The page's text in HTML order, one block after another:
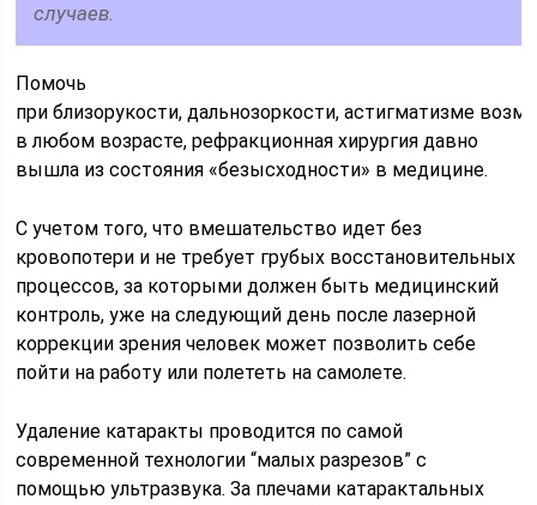
случаев.
Помочь
при близорукости, дальнозоркости, астигматизме
в любом возрасте, рефракционная хирургия давно
вышла из состояния «безысходности» в медицине.
С учетом того, что вмешательство идет без
кровопотери и не требует грубых восстановительных
процессов, за которыми должен быть медицинский
контроль, уже на следующий день после лазерной
коррекции зрения человек может позволить себе
пойти на работу или полететь на самолете.
Удаление катаракты проводится по самой
современной технологии “малых разрезов” с
помощью ультразвука. За плечами катарактальных